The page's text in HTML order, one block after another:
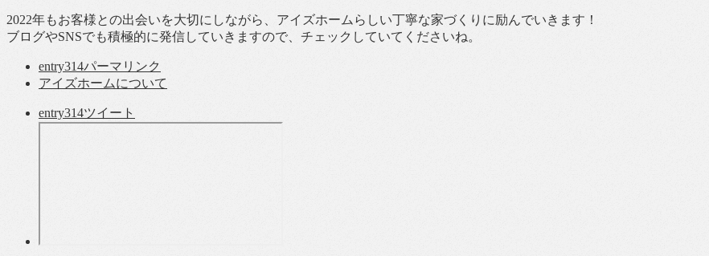
2022年もお客様との出会いを大切にしながら、アイズホームらしい丁寧な家づくりに励んでいきます！
ブログやSNSでも積極的に発信していきますので、チェックしていてくださいね。
entry314パーマリンク
アイズホームについて
entry314ツイート